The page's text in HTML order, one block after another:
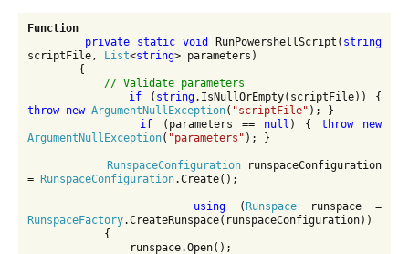
Function
private static void
RunPowershellScript(
scriptFile,
List<string> parameters)
// Validate parameters
if
( string
throw new ArgumentNullException( "scriptFile" ); }
if
(parameters == null ) {
throw new
ArgumentNullException( "parameters" ); }
RunspaceConfiguration
runspaceConfiguration
=
RunspaceConfiguration.Create();
using ( Runspace
RunspaceFactory.CreateRunspace(runspaceConfiguration))